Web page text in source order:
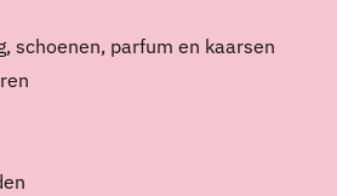
schoenen, parfum en kaarsen